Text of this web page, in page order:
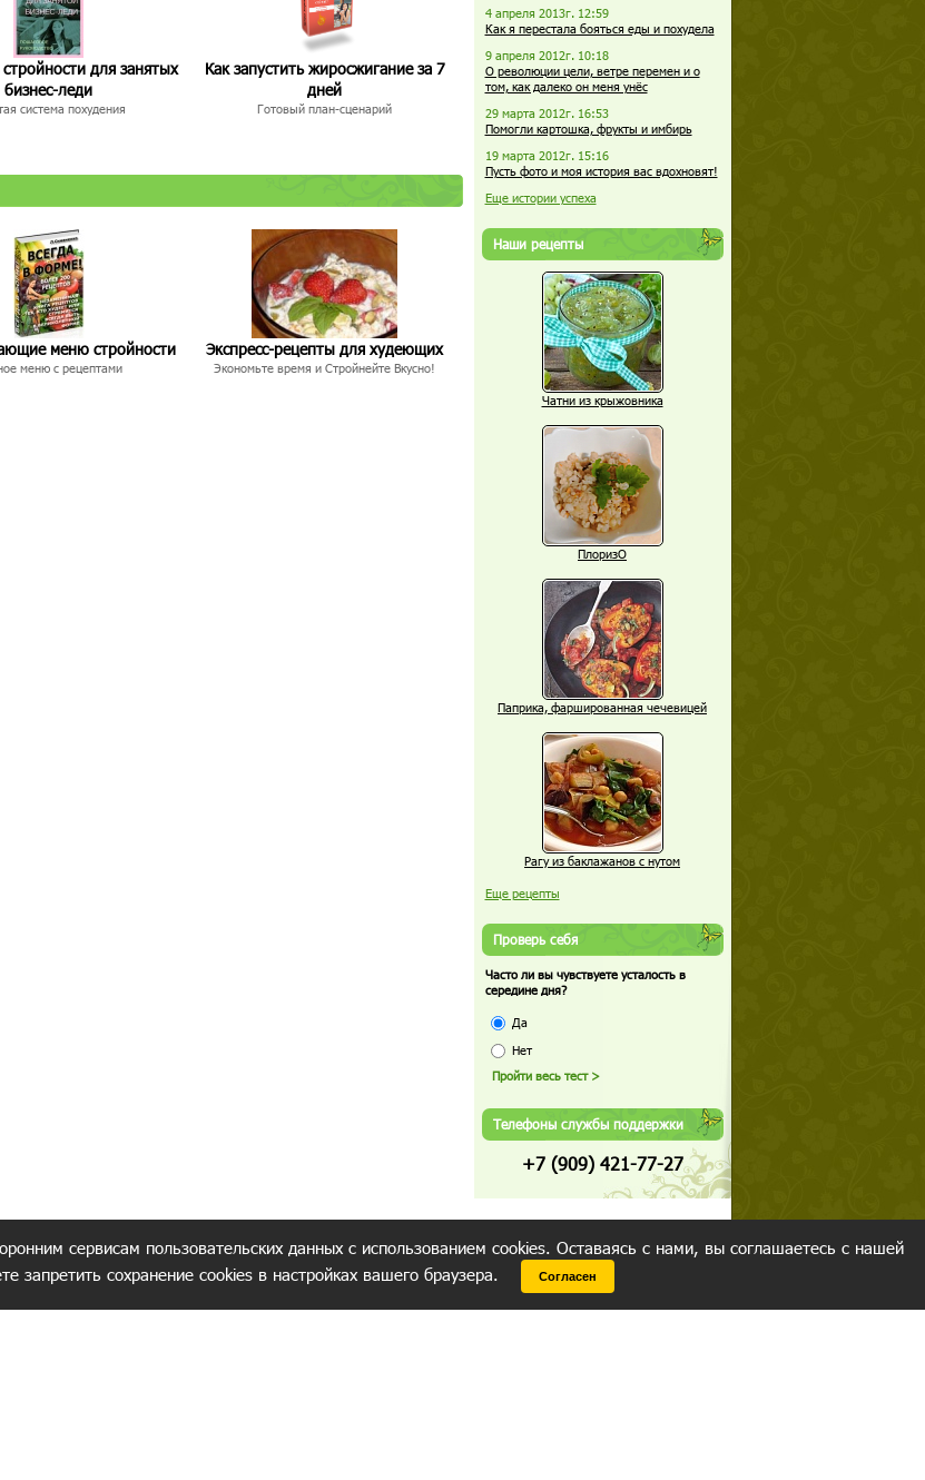
для занятых
бизнес-леди
система похудения
Как запустить жиросжигание за 7
дней
Готовый план-сценарий
меню стройности
меню с рецептами
Экспресс-рецепты для худеющих
Экономьте время и Стройнейте Вкусно!
4 апреля 2013г. 12:59
Как я перестала бояться еды и похудела
9 апреля 2012г. 10:18
О революции цели, ветре перемен и о
том, как далеко он меня унёс
29 марта 2012г. 16:53
Помогли картошка, фрукты и имбирь
19 марта 2012г. 15:16
Пусть фото и моя история вас вдохновят!
Еще истории успеха
Наши рецепты
Чатни из крыжовника
ПлоризО
Паприка, фаршированная чечевицей
Рагу из баклажанов с нутом
Еще рецепты
Проверь себя
Часто ли вы чувствуете усталость в
середине дня?
Да
Нет
Телефоны службы поддержки
+7 (909) 421-77-27
сервисам пользовательских данных с использованием cookies. Оставаясь с нами, вы соглашаетесь с нашей
запретить сохранение cookies в настройках вашего браузера. Согласен